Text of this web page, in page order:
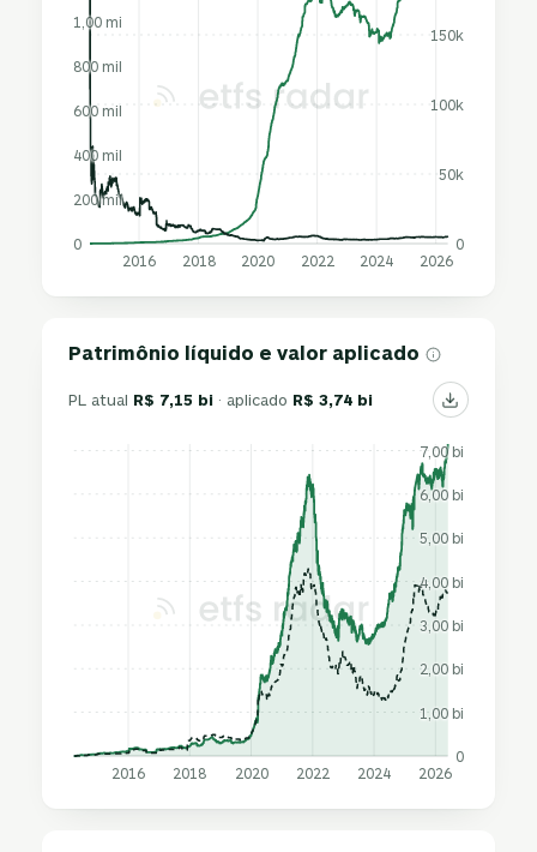
0
50k
100k
150k
0
200 mil
400 mil
600 mil
800 mil
1,00 mi
2016 2018 2020 2022 2024 2026
Patrimônio líquido e valor aplicado
PL atual R$ 7,15 bi · aplicado R$ 3,74 bi
0
1,00 bi
2,00 bi
3,00 bi
4,00 bi
5,00 bi
6,00 bi
7,00 bi
2016 2018 2020 2022 2024 2026